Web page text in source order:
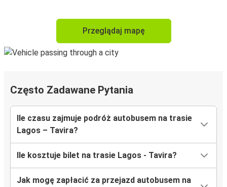
Przeglądaj mapę
Często Zadawane Pytania
Ile czasu zajmuje podróż autobusem na trasie
Lagos – Tavira?
Ile kosztuje bilet na trasie Lagos - Tavira?
Jak mogę zapłacić za przejazd autobusem na